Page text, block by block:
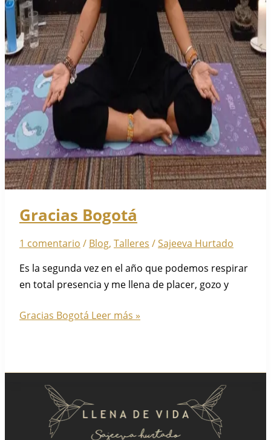
Gracias Bogotá
1 comentario / Blog, Talleres /Sajeeva Hurtado
Es la segunda vez en el año que podemos respirar
en total presencia y me llena de placer, gozo y
Gracias Bogotá Leer más »